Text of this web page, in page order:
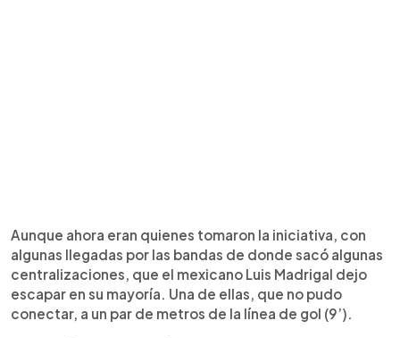
Aunque ahora eran quienes tomaron la iniciativa, con
algunas llegadas por las bandas de donde sacó algunas
centralizaciones, que el mexicano Luis Madrigal dejo
escapar en su mayoría. Una de ellas, que no pudo
conectar, a un par de metros de la línea de gol (9’).